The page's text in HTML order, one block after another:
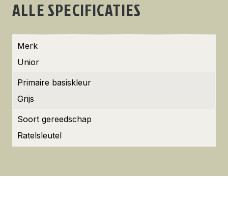
ALLE SPECIFICATIES
Merk
Unior
Primaire basiskleur
Grijs
Soort gereedschap
Ratelsleutel